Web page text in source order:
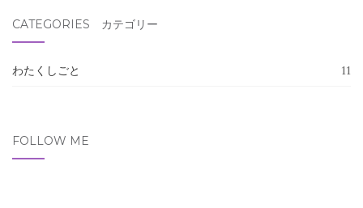
象:
CATEGORIES カテゴリー
わたくしごと 11
FOLLOW ME